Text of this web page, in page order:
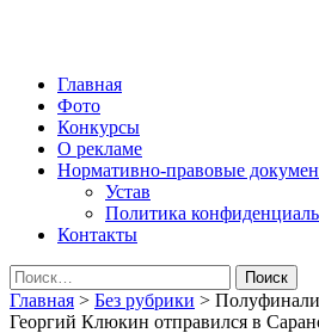
Народная трибуна
Калининская районная газета
Главная
Фото
Конкурсы
О рекламе
Нормативно-правовые
Устав
Политика
Контакты
Найти:
Главная > Без рубрики >
Георгий Клюкин отправился в